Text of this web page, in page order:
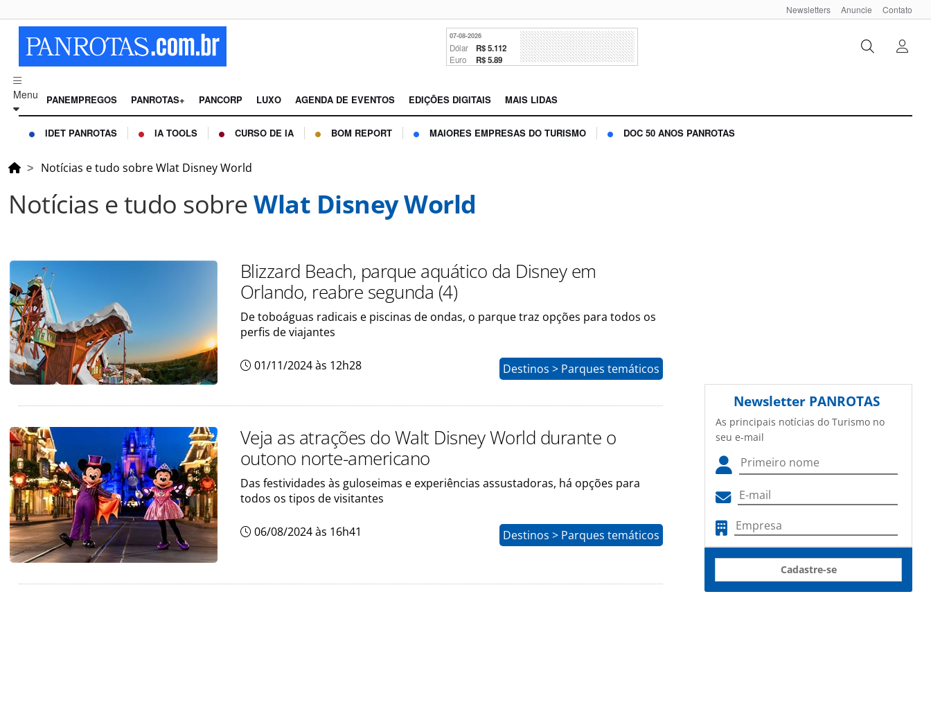
Newsletters Anuncie Contato
07-08-2026
Dólar R$ 5.112
Euro R$ 5.89
Menu PANEMPREGOS PANROTAS+ PANCORP LUXO AGENDA DE EVENTOS EDIÇÕES DIGITAIS MAIS LIDAS
IDET PANROTAS IA TOOLS CURSO DE IA BOM REPORT MAIORES EMPRESAS DO TURISMO DOC 50 ANOS PANROTAS
Notícias e tudo sobre Wlat Disney World
Notícias e tudo sobreWlat Disney World
Blizzard Beach, parque aquático da Disney em
Orlando, reabre segunda (4)
De toboáguas radicais e piscinas de ondas, o parque traz opções para todos os
perfis de viajantes
01/11/2024 às 12h28 Destinos > Parques temáticos
Veja as atrações do Walt Disney World durante o
outono norte-americano
Das festividades às guloseimas e experiências assustadoras, há opções para
todos os tipos de visitantes
06/08/2024 às 16h41 Destinos > Parques temáticos
Newsletter PANROTAS
As principais notícias do Turismo no
seu e-mail
Cadastre-se